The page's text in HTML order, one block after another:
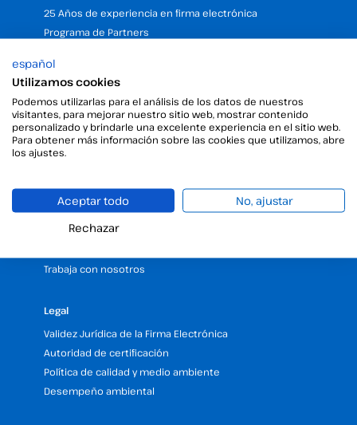
25 Años de experiencia en firma electrónica
Programa de Partners
Solicita una demo gratuita de firma electrónica
Viafirma RD
Viafirma Colombia
Recursos
Centro de Ayuda
API
Trabaja con nosotros
Legal
Validez Jurídica de la Firma Electrónica
Autoridad de certificación
Política de calidad y medio ambiente
Desempeño ambiental
español
Utilizamos cookies
Podemos utilizarlas para el análisis de los datos de nuestros
visitantes, para mejorar nuestro sitio web, mostrar contenido
personalizado y brindarle una excelente experiencia en el sitio web.
Para obtener más información sobre las cookies que utilizamos, abre
los ajustes.
Aceptar todo
No, ajustar
Rechazar